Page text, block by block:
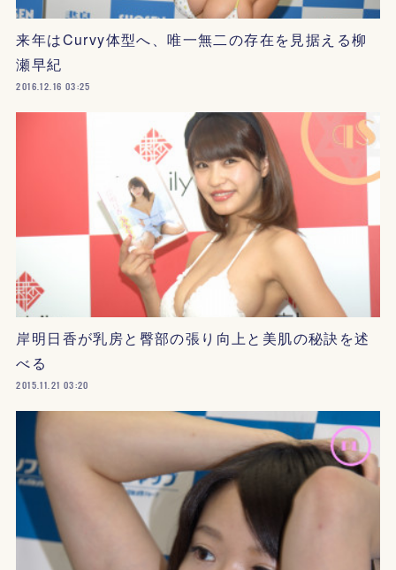
来年はCurvy体型へ、唯一無二の存在を見据える柳
瀬早紀
2016.12.16 03:25
岸明日香が乳房と臀部の張り向上と美肌の秘訣を述
べる
2015.11.21 03:20